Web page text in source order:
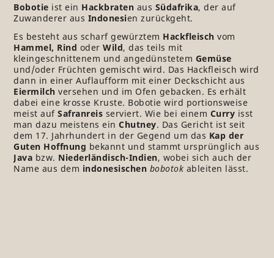
Bobotie ist ein Hackbraten aus Südafrika, der auf
Zuwanderer aus Indonesien zurückgeht.
Es besteht aus scharf gewürztem Hackfleisch vom
Hammel, Rind oderWild, das teils mit
kleingeschnittenem und angedünstetem Gemüse
und/oder Früchten gemischt wird. Das Hackfleisch wird
dann in einer Auflaufform mit einer Deckschicht aus
Eiermilch versehen und im Ofen gebacken. Es erhält
dabei eine krosse Kruste. Bobotie wird portionsweise
meist aufSafranreis serviert. Wie bei einem Curry isst
man dazu meistens einChutney. Das Gericht ist seit
dem 17. Jahrhundert in der Gegend um das Kap der
Guten Hoffnung bekannt und stammt ursprünglich aus
Java bzw. Niederländisch-Indien, wobei sich auch der
Name aus dem indonesischen bobotok ableiten lässt.